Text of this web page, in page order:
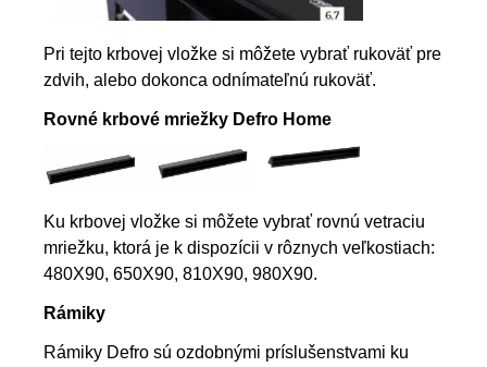
Pri tejto krbovej vložke si môžete vybrať rukoväť pre
zdvih, alebo dokonca odnímateľnú rukoväť.
Rovné krbové mriežky Defro Home
Ku krbovej vložke si môžete vybrať rovnú vetraciu
mriežku, ktorá je k dispozícii v rôznych veľkostiach:
480X90, 650X90, 810X90, 980X90.
Rámiky
Rámiky Defro sú ozdobnými príslušenstvami ku